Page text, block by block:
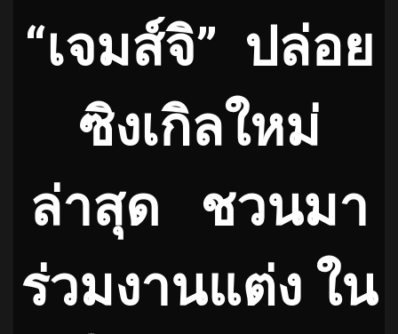
“เจมส์จิ” ปล่อย
ซิงเกิลใหม่
ล่าสุด
ชวนมา
ร่วมงานแต่ง ใน